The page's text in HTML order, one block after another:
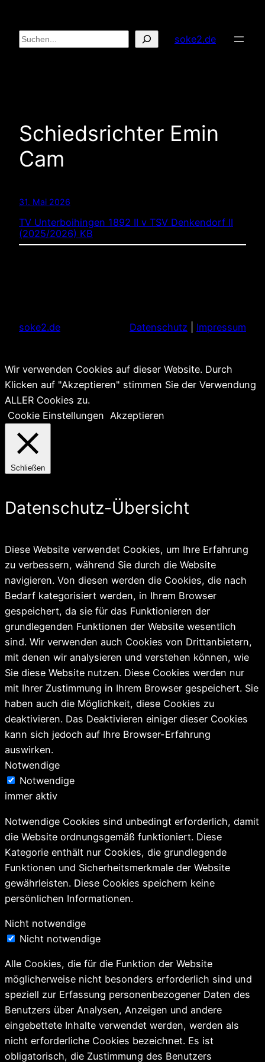
Inhalt
springen
Suchen soke2.de
Schiedsrichter Emin
Cam
31. Mai 2026
TV Unterboihingen 1892 II v TSV Denkendorf II
(2025/2026) KB
soke2.de Datenschutz Impressum
Wir verwenden Cookies auf dieser Website. Durch
Klicken auf "Akzeptieren" stimmen Sie der Verwendung
ALLER Cookies zu.
Cookie Einstellungen Akzeptieren
Schließen
Datenschutz-Übersicht
Diese Website verwendet Cookies, um Ihre Erfahrung
zu verbessern, während Sie durch die Website
navigieren. Von diesen werden die Cookies, die nach
Bedarf kategorisiert werden, in Ihrem Browser
gespeichert, da sie für das Funktionieren der
grundlegenden Funktionen der Website wesentlich
sind. Wir verwenden auch Cookies von Drittanbietern,
mit denen wir analysieren und verstehen können, wie
Sie diese Website nutzen. Diese Cookies werden nur
mit Ihrer Zustimmung in Ihrem Browser gespeichert. Sie
haben auch die Möglichkeit, diese Cookies zu
deaktivieren. Das Deaktivieren einiger dieser Cookies
kann sich jedoch auf Ihre Browser-Erfahrung
auswirken.
Notwendige
Notwendige
immer aktiv
Notwendige Cookies sind unbedingt erforderlich, damit
die Website ordnungsgemäß funktioniert. Diese
Kategorie enthält nur Cookies, die grundlegende
Funktionen und Sicherheitsmerkmale der Website
gewährleisten. Diese Cookies speichern keine
persönlichen Informationen.
Nicht notwendige
Nicht notwendige
Alle Cookies, die für die Funktion der Website
möglicherweise nicht besonders erforderlich sind und
speziell zur Erfassung personenbezogener Daten des
Benutzers über Analysen, Anzeigen und andere
eingebettete Inhalte verwendet werden, werden als
nicht erforderliche Cookies bezeichnet. Es ist
obligatorisch, die Zustimmung des Benutzers